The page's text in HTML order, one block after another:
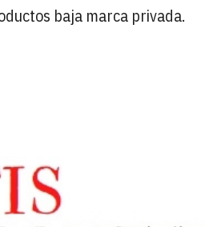
baja marca privada.